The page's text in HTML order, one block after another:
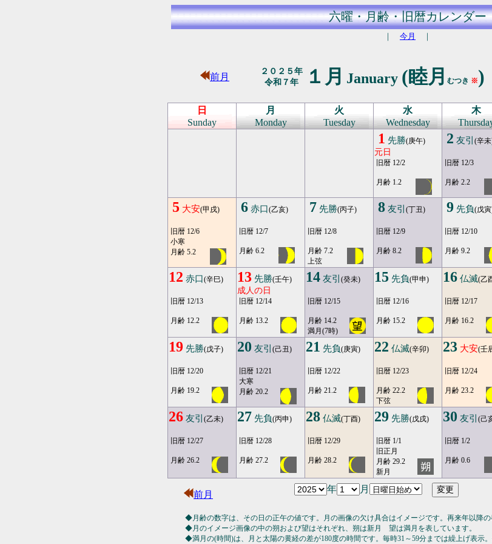
六曜・月齢・旧暦カレンダー
｜ 今月 ｜
前月
２０２５年
令和７年
１月 January (睦月 むつき ※)
日
Sunday
月
Monday
火
Tuesday
水
Wednesday
木
1 先勝(庚午)
元日
旧暦 12/2
月齢 1.2
2 友引 (辛
旧暦 12/3
月齢 2.2
5 大安(甲戌)
旧暦 12/6
小寒
月齢 5.2
6 赤口(乙亥)
旧暦 12/7
月齢 6.2
7 先勝(丙子)
旧暦 12/8
月齢 7.2
上弦
8 友引 (丁丑)
旧暦 12/9
月齢 8.2
9 先負(戊
旧暦 12/10
月齢 9.2
12 赤口(辛巳)
旧暦 12/13
月齢 12.2
13 先勝(壬午)
成人の日
旧暦 12/14
月齢 13.2
14 友引 (癸未)
旧暦 12/15
月齢 14.2
満月(7時)
15 先負(甲申)
旧暦 12/16
月齢 15.2
16 仏滅(乙
旧暦 12/17
月齢 16.2
19 先勝(戊子)
旧暦 12/20
月齢 19.2
20 友引 (己丑)
旧暦 12/21
大寒
月齢 20.2
21 先負(庚寅)
旧暦 12/22
月齢 21.2
22 仏滅(辛卯)
旧暦 12/23
月齢 22.2
下弦
23 大安(壬
旧暦 12/24
月齢 23.2
26 友引 (乙未)
旧暦 12/27
月齢 26.2
27 先負(丙申)
旧暦 12/28
月齢 27.2
28 仏滅(丁酉)
旧暦 12/29
月齢 28.2
29 先勝(戊戌)
旧暦 1/1
旧正月
月齢 29.2
新月
30 友引 (己
旧暦 1/2
月齢 0.6
前月
年 月
◆月齢の数字は、その日の正午の値です。月の画像の欠け具合はイメージです。再来年以降の
◆月のイメージ画像の中の朔および望はそれぞれ、朔は新月 望は満月を表しています。
◆満月の(時間)は、月と太陽の黄経の差が180度の時間です。毎時31～59分までは繰上げ表示。